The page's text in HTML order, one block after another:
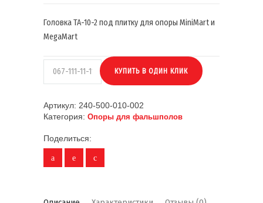
Головка TA-10-2 под плитку для опоры MiniMart и
MegaMart
Артикул: 240-500-010-002
Категория: Опоры для фальшполов
Поделиться: